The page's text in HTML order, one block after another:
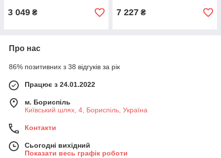
3 049 ₴ 7 227 ₴
Про нас
86% позитивних з 38 відгуків за рік
Працює з 24.01.2022
м. Бориспіль
Київський шлях, 4, Бориспіль, Україна
Контакти
Сьогодні вихідний
Показати весь графік роботи